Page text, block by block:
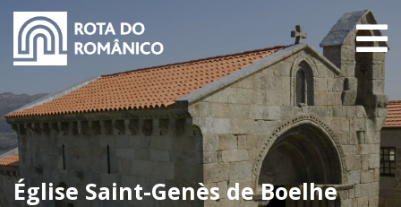
Église Saint-Genès de Boelhe